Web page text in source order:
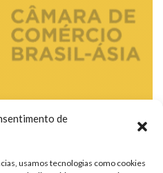
de
usamos tecnologias como cookies